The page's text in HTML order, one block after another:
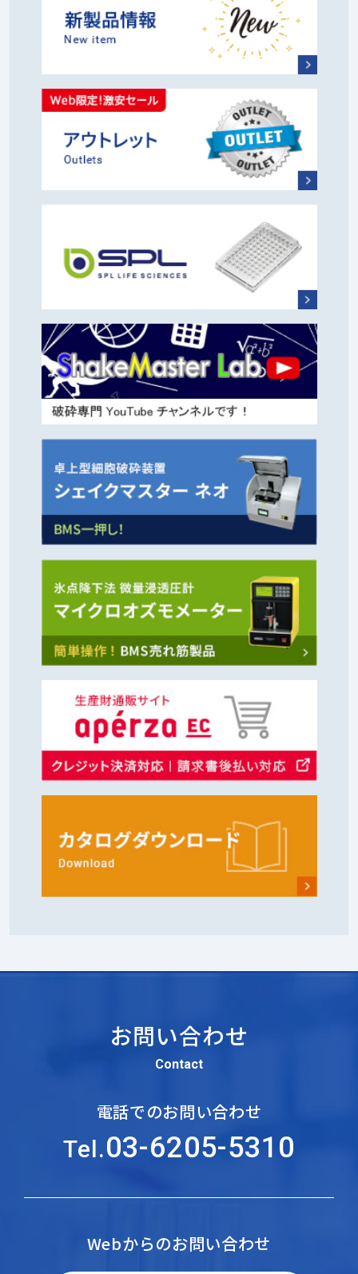
お問い合わせ
Contact
電話でのお問い合わせ
Tel.03-6205-5310
Webからのお問い合わせ